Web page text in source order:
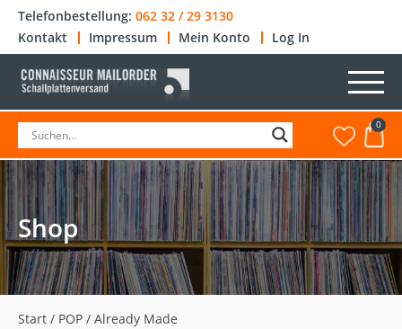
Telefonbestellung: 062 32 / 29 3130
Kontakt
Impressum Mein Konto Log In
0
Shop
Start / POP / Already Made